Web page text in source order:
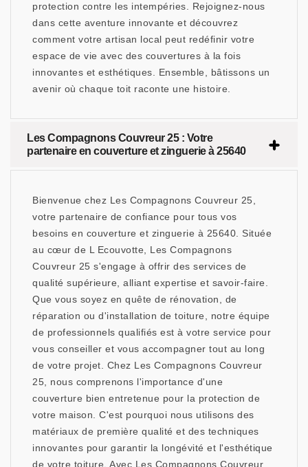
protection contre les intempéries. Rejoignez-nous
dans cette aventure innovante et découvrez
comment votre artisan local peut redéfinir votre
espace de vie avec des couvertures à la fois
innovantes et esthétiques. Ensemble, bâtissons un
avenir où chaque toit raconte une histoire.
Les Compagnons Couvreur 25 : Votre
partenaire en couverture et zinguerie à 25640
Bienvenue chez Les Compagnons Couvreur 25,
votre partenaire de confiance pour tous vos
besoins en couverture et zinguerie à 25640. Située
au cœur de L Ecouvotte, Les Compagnons
Couvreur 25 s'engage à offrir des services de
qualité supérieure, alliant expertise et savoir-faire.
Que vous soyez en quête de rénovation, de
réparation ou d'installation de toiture, notre équipe
de professionnels qualifiés est à votre service pour
vous conseiller et vous accompagner tout au long
de votre projet. Chez Les Compagnons Couvreur
25, nous comprenons l'importance d'une
couverture bien entretenue pour la protection de
votre maison. C'est pourquoi nous utilisons des
matériaux de première qualité et des techniques
innovantes pour garantir la longévité et l'esthétique
de votre toiture. Avec Les Compagnons Couvreur